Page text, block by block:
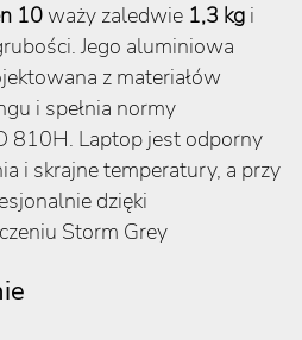
10waży zaledwie 1,3 kg i
Jego aluminiowa
z materiałów
i spełnia normy
810H. Laptop jest odporny
i skrajne temperatury, a przy
dzięki
Storm Grey